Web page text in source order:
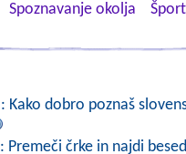
Spoznavanje okolja
: Kako dobro poznaš
: Premeči črke in najdi